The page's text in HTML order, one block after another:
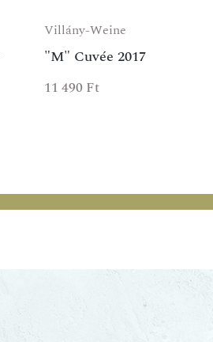
Villány-Weine
"M" Cuvée 2017
11 490 Ft